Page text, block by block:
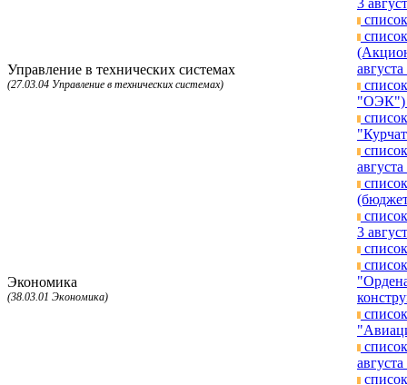
Управление в технических системах
(27.03.04 Управление в технических системах)
3
"ОЭК")
Экономика
(38.03.01 Экономика)
3